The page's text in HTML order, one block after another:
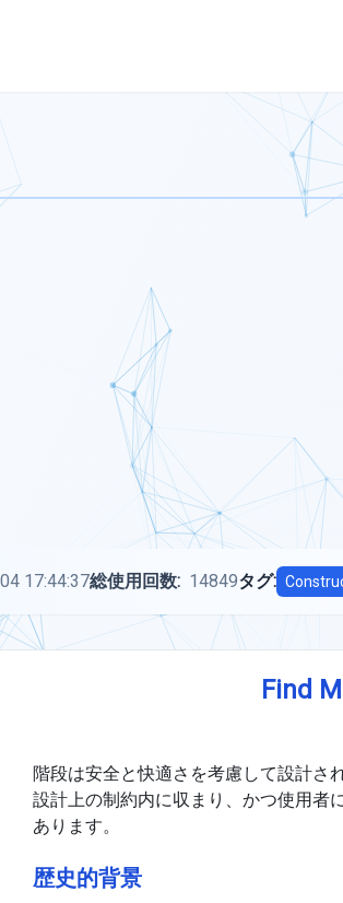
17:44:37総使用回数: 14849タグ:
Find
階段は安全と快適さを考慮して設計さ
設計上の制約内に収まり、かつ使用者
あります。
歴史的背景